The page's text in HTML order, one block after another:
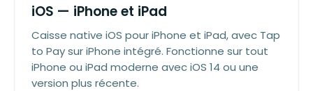
iOS — iPhone et iPad
Caisse native iOS pour iPhone et iPad, avec Tap
to Pay sur iPhone intégré. Fonctionne sur tout
iPhone ou iPad moderne avec iOS 14 ou une
version plus récente.